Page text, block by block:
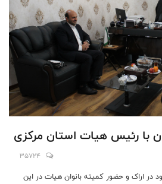
با رئیس هیات استان مرکزی
35724
در اراک و حضور کمیته بانوان هیات در این